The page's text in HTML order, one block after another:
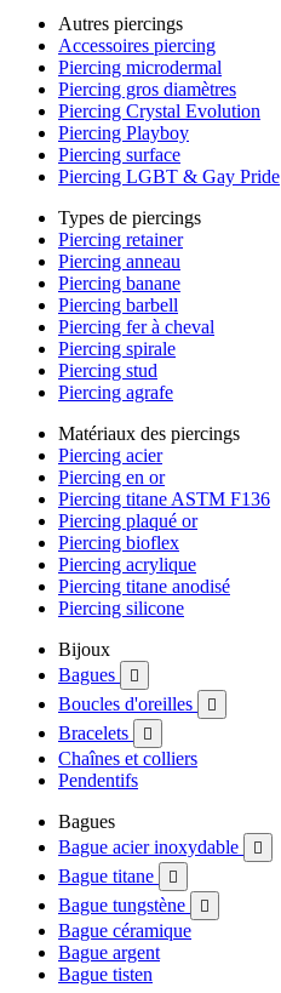
Autres piercings
Accessoires piercing
Piercing microdermal
Piercing gros diamètres
Piercing Crystal Evolution
Piercing Playboy
Piercing surface
Piercing LGBT & Gay Pride
Types de piercings
Piercing retainer
Piercing anneau
Piercing banane
Piercing barbell
Piercing fer à cheval
Piercing spirale
Piercing stud
Piercing agrafe
Matériaux des piercings
Piercing acier
Piercing en or
Piercing titane ASTM F136
Piercing plaqué or
Piercing bioflex
Piercing acrylique
Piercing titane anodisé
Piercing silicone
Bijoux
Bagues

Boucles d'oreilles 
Bracelets 
Chaînes et colliers
Pendentifs
Bagues
Bague acier inoxydable

Bague titane 
Bague tungstène 
Bague céramique
Bague argent
Bague tisten